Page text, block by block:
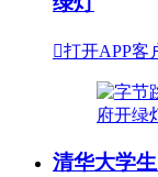
打开APP客
清华大学